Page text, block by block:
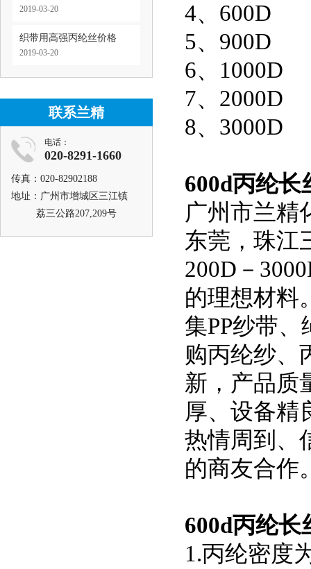
2019-03-20
织带用高强丙纶丝价格
2019-03-20
联系兰精
电话：
020-8291-1660
传真：020-82902188
地址：广州市增城区三江镇
荔三公路207,209号
4、600D
5、900D
6、1000D
7、2000D
8、3000D
600d丙纶长
广州市兰精
东莞，珠江
200D－
的理想材料
集PP纱带
购丙纶纱、
新，产品质
厚、设备精
热情周到、
的商友合作
600d丙纶长
1.丙纶密度